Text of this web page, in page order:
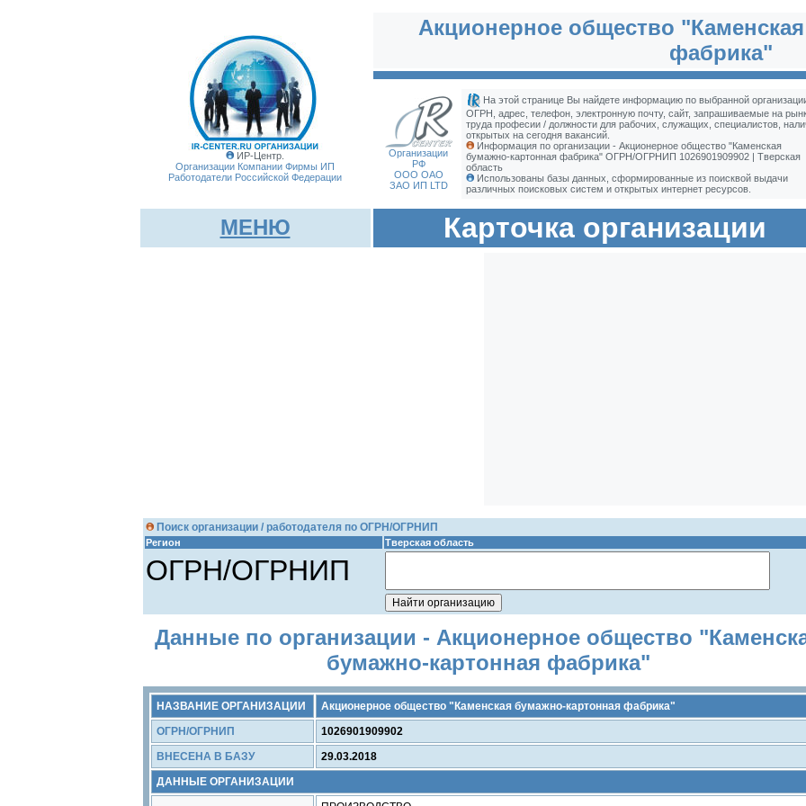
ИР-Центр.
Организации Компании Фирмы ИП
Работодатели Российской Федерации
Акционерное общество
фабрика"
Организации
РФ
ООО ОАО
ЗАО ИП LTD
На этой странице Вы найдете информацию по выбранной
ОГРН, адрес, телефон, электронную почту, сайт, запрашиваемые на
труда професии / должности для рабочих, служащих, специалистов,
открытых на сегодня вакансий.
Информация по организации - Акционерное общество "Каменская
бумажно-картонная фабрика" ОГРН/ОГРНИП 1026901909902 | Тверская
область
Использованы базы данных, сформированные из поисквой выдачи
различных поисковых систем и открытых интернет ресурсов.
МЕНЮ Карточка организации
Поиск организации / работодателя по ОГРН/ОГРНИП
Регион Тверская область
ОГРН/ОГРНИП
Данные по организации - Акционерное общество
бумажно-картонная фабрика"
НАЗВАНИЕ ОРГАНИЗАЦИИ
Акционерное общество "Каменская бумажно-картонная фабрика"
ОГРН/ОГРНИП
1026901909902
ВНЕСЕНА В БАЗУ
29.03.2018
ДАННЫЕ ОРГАНИЗАЦИИ